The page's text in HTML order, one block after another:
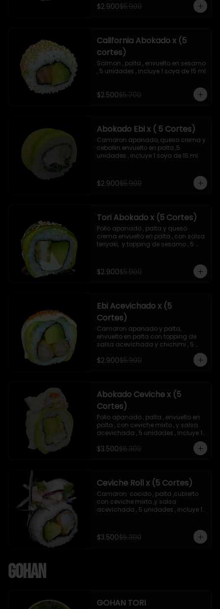
$2.900$5.900
California Abokado x (5
cortes)
Salmon , palta , envuelto en sesamo
, 5 unidades , incluye 1 soya de 15 ml
$2.500$5.700
Abokado Ebi x ( 5 Cortes)
Camaron apanado, queso crema y
cebollin envuelto en palta ,5
unidades , incluye 1 soya de 15 ml
$2.900$5.900
Tori Abokado x (5 Cortes)
Pollo apanado , palta y queso
crema envuelto en palta , con salsa
teriyaki,  y topping de sesamo , 5
$2.900$5.900
Ebi Acevichado x (5
Cortes)
Camaron apanado y palta,
envuelto en palta con topping de
salsa acevichada y chichimi , 5
unidades , incluye 1 soya de 15 ml
$2.900$5.900
Abokado Ceviche x (5
Cortes)
Pollo apanado , palta , envuelto en
palta , con ceviche mixto , y salsa
acevichada , 5 unidades , incluye 1
$3.500$6.300
Ceviche Roll x (5 Cortes)
Camaron  cocido , palta ,cubierto
con ceviche mixto ,y salsa
acevichada , 5 unidades , incluye 1
$3.500$6.300
Gohan
GOHAN TORI